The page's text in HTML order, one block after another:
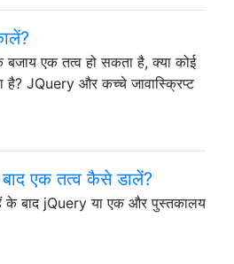
एक तत्व हो सकता है, क्या कोई
है? JQuery और कच्चे जावास्क्रिप्ट
बाद एक तत्व कैसे डालें?
के बाद jQuery या एक और पुस्तकालय